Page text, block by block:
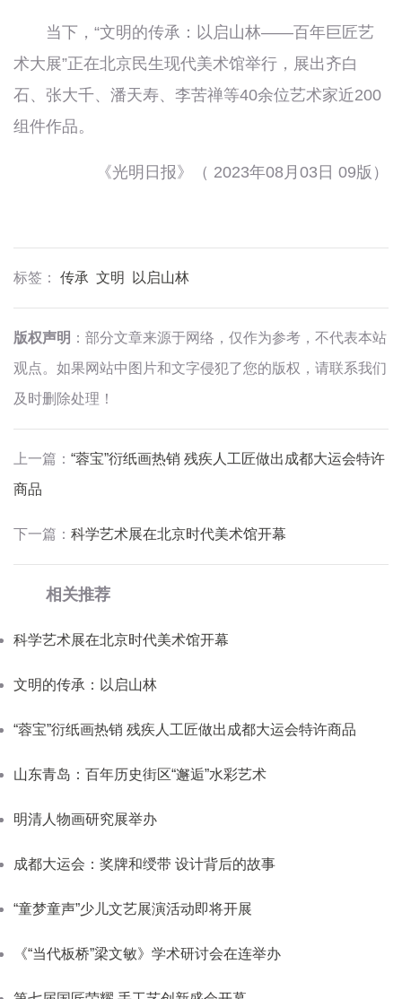
当下，“文明的传承：以启山林——百年巨匠艺
术大展”正在北京民生现代美术馆举行，展出齐白
石、张大千、潘天寿、李苦禅等40余位艺术家近200
组件作品。
《光明日报》（ 2023年08月03日 09版）
标签： 传承 文明 以启山林
版权声明 ：部分文章来源于网络，仅作为参考，不代表本站
观点。如果网站中图片和文字侵犯了您的版权，请联系我们
及时删除处理！
上一篇： “蓉宝”衍纸画热销 残疾人工匠做出成都大运会特许
商品
下一篇： 科学艺术展在北京时代美术馆开幕
相关推荐
科学艺术展在北京时代美术馆开幕
文明的传承：以启山林
“蓉宝”衍纸画热销 残疾人工匠做出成都大运会特许商品
山东青岛：百年历史街区“邂逅”水彩艺术
明清人物画研究展举办
成都大运会：奖牌和绶带 设计背后的故事
“童梦童声”少儿文艺展演活动即将开展
《“当代板桥”梁文敏》学术研讨会在连举办